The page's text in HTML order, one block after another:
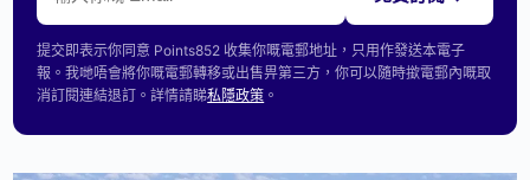
提交即表示你同意 Points852 收集你嘅電郵地址，只用作發送本電子
報。我哋唔會將你嘅電郵轉移或出售畀第三方，你可以隨時撳電郵內嘅取
消訂閱連結退訂。詳情請睇私隱政策 。